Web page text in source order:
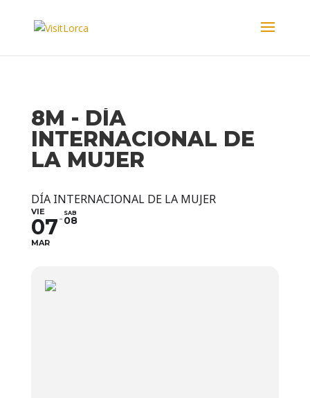
8M - DÍA
INTERNACIONAL DE
LA MUJER
DÍA INTERNACIONAL DE LA MUJER
VIE
07
MAR
SAB
08